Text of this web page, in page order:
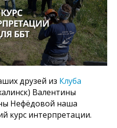
друзей из Клуба
Валентины
Нефёдовой наша
курс интерпретации.